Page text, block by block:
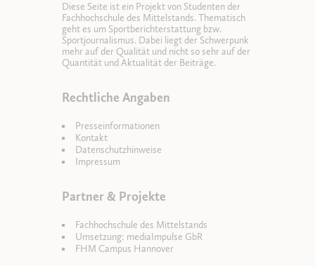
Diese Seite ist ein Projekt von Studenten der
Fachhochschule des Mittelstands. Thematisch
geht es um Sportberichterstattung bzw.
Sportjournalismus. Dabei liegt der Schwerpunk
mehr auf der Qualität und nicht so sehr auf der
Quantität und Aktualität der Beiträge.
Rechtliche Angaben
Presseinformationen
Kontakt
Datenschutzhinweise
Impressum
Partner & Projekte
Fachhochschule des Mittelstands
Umsetzung: mediaImpulse GbR
FHM Campus Hannover